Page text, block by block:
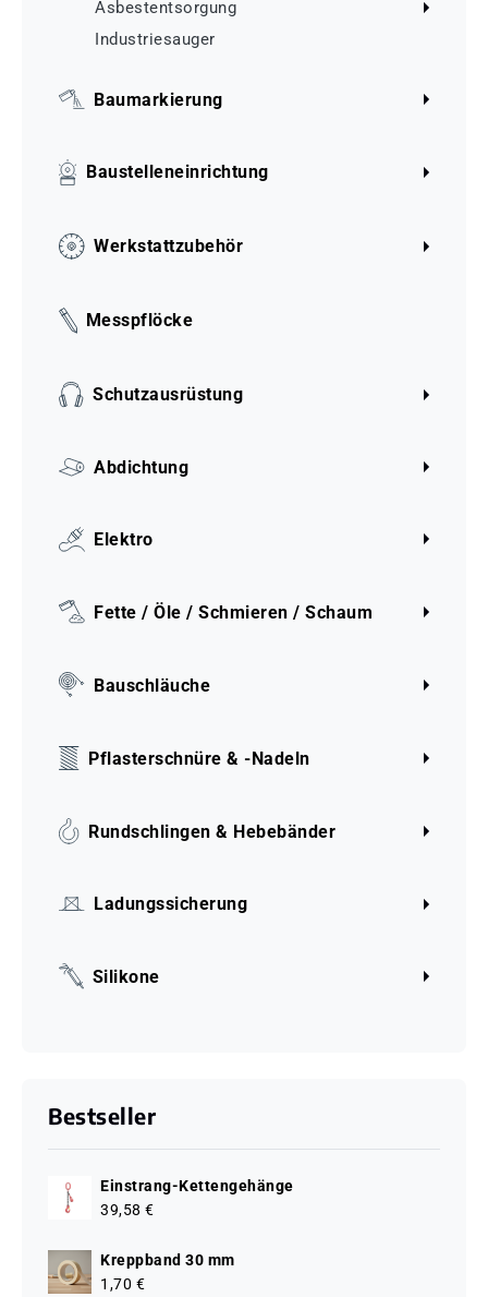
Asbestentsorgung
Industriesauger
Baumarkierung
Baustelleneinrichtung
Werkstattzubehör
Messpflöcke
Schutzausrüstung
Abdichtung
Elektro
Fette / Öle / Schmieren / Schaum
Bauschläuche
Pflasterschnüre & -Nadeln
Rundschlingen & Hebebänder
Ladungssicherung
Silikone
Bestseller
Einstrang-Kettengehänge
39,58 €
Kreppband 30 mm
1,70 €